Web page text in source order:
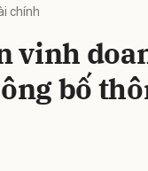
chính
vinh
bố